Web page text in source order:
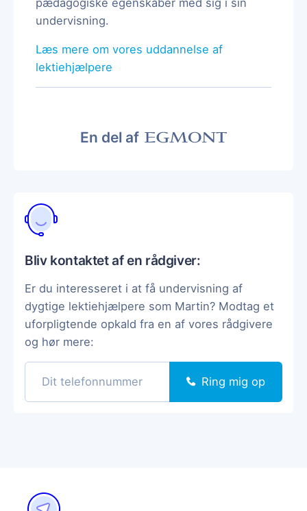
undervisning.
Læs mere om vores uddannelse af
lektiehjælpere
En del af
Bliv kontaktet af en rådgiver:
Er du interesseret i at få undervisning af
dygtige lektiehjælpere som Martin? Modtag et
uforpligtende opkald fra en af vores rådgivere
og hør mere:
Ring mig op